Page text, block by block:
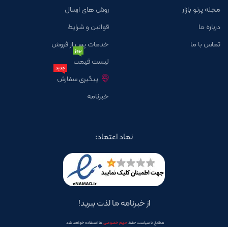
مجله پرتو بازار
درباره ما
تماس با ما
روش های ارسال
قوانین و شرایط
خدمات پس از فروش
لیست قیمت
بروز
پیگیری سفارش
جدید
خبرنامه
نماد اعتماد:
از خبرنامه ما لذت ببرید!
مطابق با سیاست حفظحریم خصوصی ما استفاده خواهد شد